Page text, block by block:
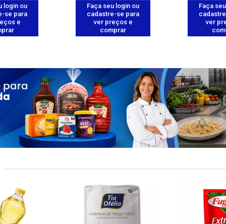
login ou
se para
e
Faça seu login ou
cadastre-se para
ver preços e
comprar
Faça
ver